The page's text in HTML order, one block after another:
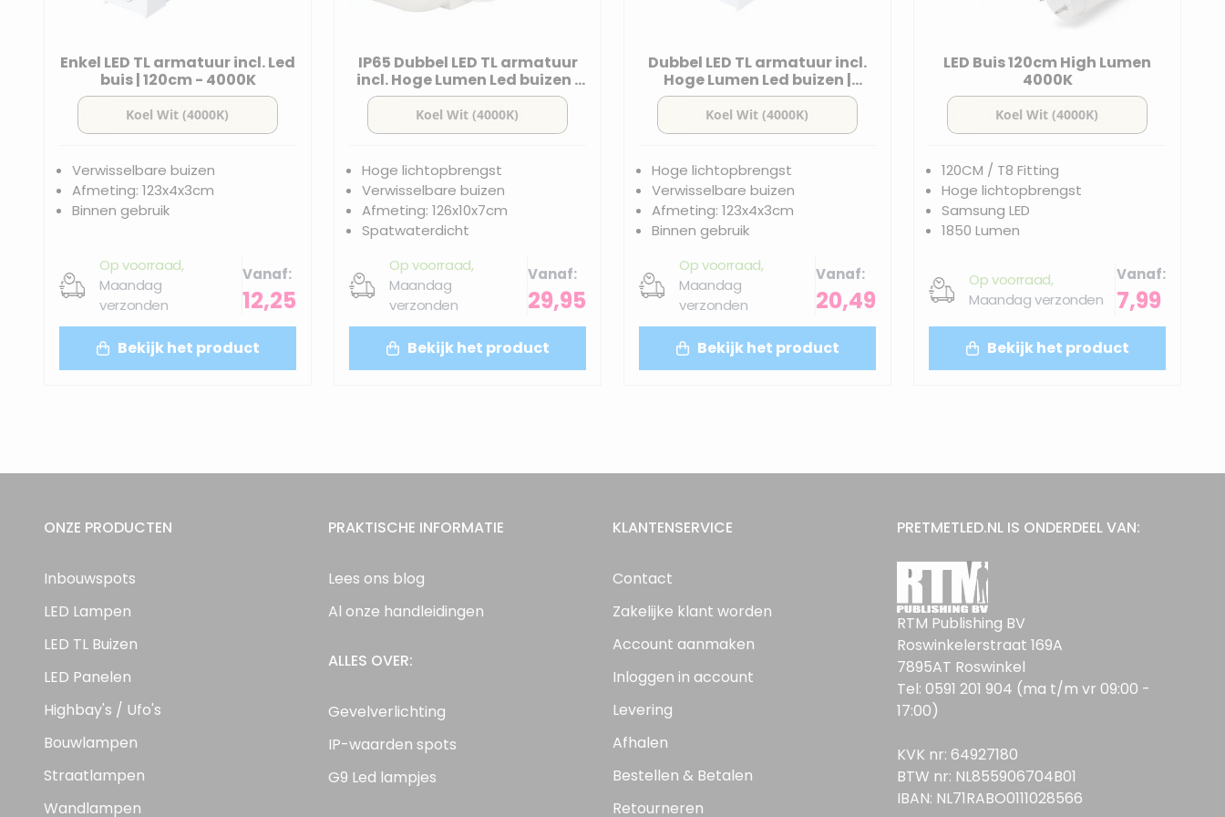
Enkel LED TL armatuur incl. Led
buis | 120cm - 4000K
Verwisselbare buizen
Afmeting: 123x4x3cm
Binnen gebruik
Op voorraad,
Maandag
verzonden
Vanaf
12,25
Bekijk het product
IP65 Dubbel LED TL armatuur
incl. Hoge Lumen Led buizen |
120cm - 4000K
Hoge lichtopbrengst
Verwisselbare buizen
Afmeting: 126x10x7cm
Spatwaterdicht
Op voorraad,
Maandag
verzonden
Vanaf
29,95
Bekijk het product
Dubbel LED TL armatuur incl.
Hoge Lumen Led buizen |
120cm - 4000K
Hoge lichtopbrengst
Verwisselbare buizen
Afmeting: 123x4x3cm
Binnen gebruik
Op voorraad,
Maandag
verzonden
Vanaf
20,49
Bekijk het product
LED Buis 120cm High Lumen
4000K
120CM / T8 Fitting
Hoge lichtopbrengst
Samsung LED
1850 Lumen
Op voorraad,
Maandag verzonden
Vanaf
7,99
Bekijk het product
ONZE PRODUCTEN
Inbouwspots
LED Lampen
LED TL Buizen
LED Panelen
Highbay's / Ufo's
Bouwlampen
Straatlampen
Wandlampen
PRAKTISCHE INFORMATIE
Lees ons blog
Al onze handleidingen
ALLES OVER:
Gevelverlichting
IP-waarden spots
G9 Led lampjes
KLANTENSERVICE
Contact
Zakelijke klant worden
Account aanmaken
Inloggen in account
Levering
Afhalen
Bestellen & Betalen
Retourneren
PRETMETLED.NL IS ONDERDEEL VAN:
RTM Publishing BV
Roswinkelerstraat 169A
7895AT Roswinkel
Tel: 0591 201 904 (ma t/m vr 09:00 -
17:00)
KVK nr: 64927180
BTW nr: NL855906704B01
IBAN: NL71RABO0111028566